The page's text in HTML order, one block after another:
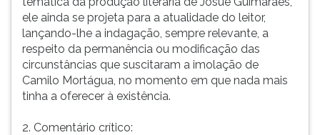
ele ainda se projeta para a atualidade do leitor,
lançando-lhe a indagação, sempre relevante, a
respeito da permanência ou modificação das
circunstâncias que suscitaram a imolação de
Camilo Mortágua, no momento em que nada mais
tinha a oferecer à existência.
2. Comentário crítico: